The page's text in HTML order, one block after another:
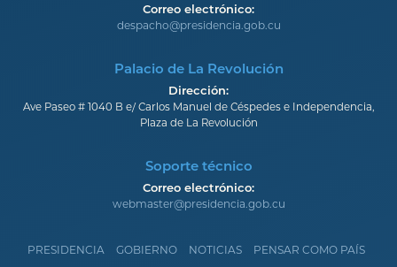
Correo electrónico:
despacho@presidencia.gob.cu
Palacio de La Revolución
Dirección:
Ave Paseo # 1040 B e/ Carlos Manuel de Céspedes e Independencia,
Plaza de La Revolución
Soporte técnico
Correo electrónico:
webmaster@presidencia.gob.cu
PRESIDENCIA GOBIERNO NOTICIAS
PENSAR COMO PAÍS